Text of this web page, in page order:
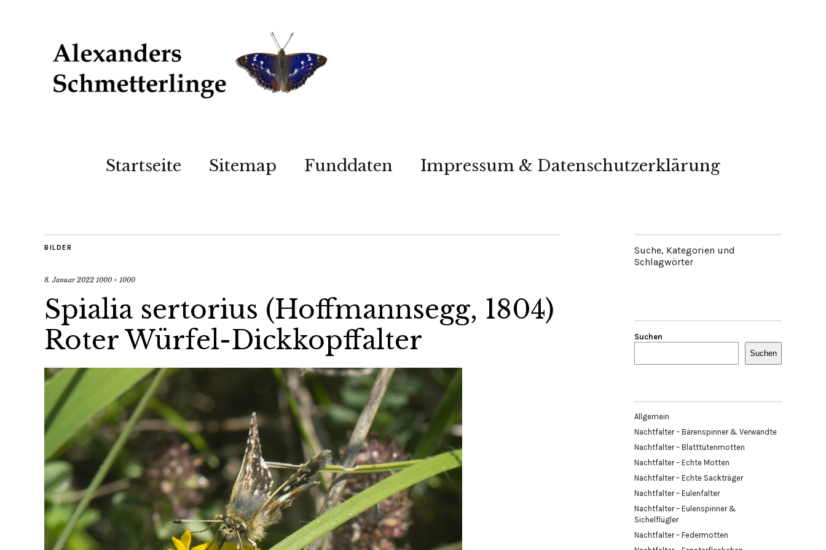
Startseite Sitemap Funddaten Impressum & Datenschutzerklärung
BILDER
8. Januar 2022 1000 × 1000
Spialia sertorius (Hoffmannsegg, 1804)
Roter Würfel-Dickkopffalter
Suche, Kategorien und
Schlagwörter
Suchen
Suchen
Allgemein
Nachtfalter – Bärenspinner & Verwandte
Nachtfalter – Blatttütenmotten
Nachtfalter – Echte Motten
Nachtfalter – Echte Sackträger
Nachtfalter – Eulenfalter
Nachtfalter – Eulenspinner &
Sichelflügler
Nachtfalter – Federmotten